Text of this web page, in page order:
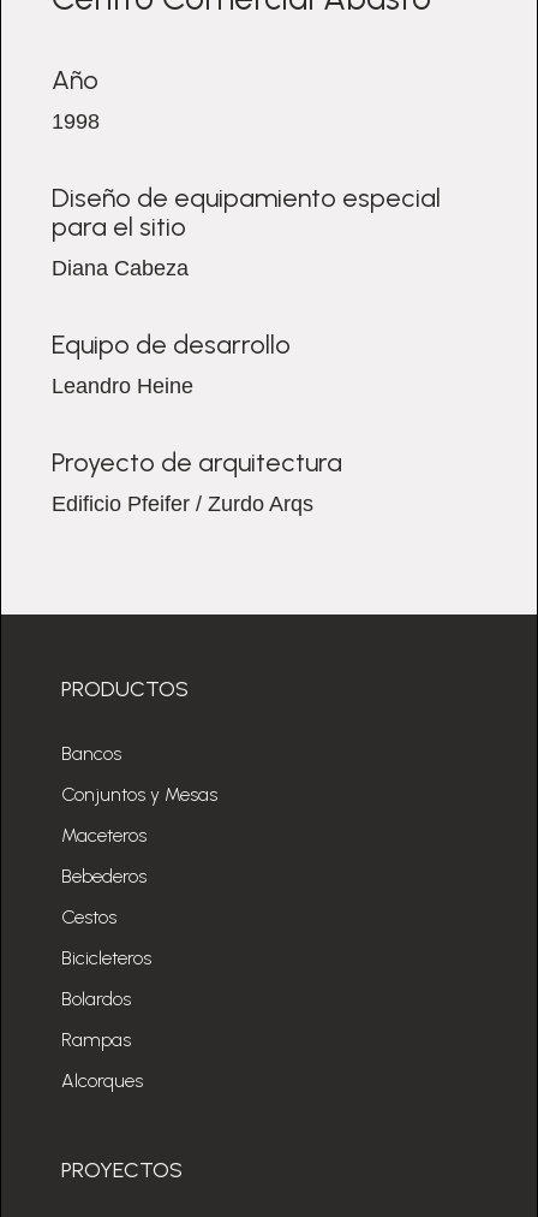
Año
1998
Diseño de equipamiento especial
para el sitio
Diana Cabeza
Equipo de desarrollo
Leandro Heine
Proyecto de arquitectura
Edificio Pfeifer / Zurdo Arqs
PRODUCTOS
Bancos
Conjuntos y Mesas
Maceteros
Bebederos
Cestos
Bicicleteros
Bolardos
Rampas
Alcorques
PROYECTOS